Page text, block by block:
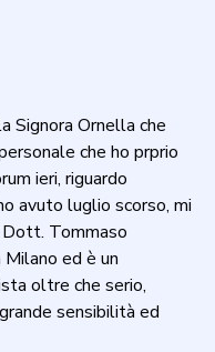
Signora Ornella che
che ho prprio
ieri, riguardo
avuto luglio scorso, mi
Tommaso
ed è un
oltre che serio,
sensibilità ed